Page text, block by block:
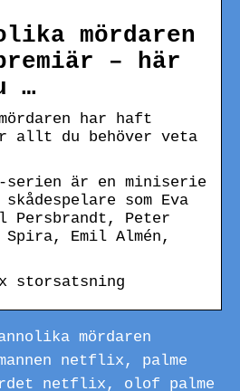
mördaren
– här
…
har haft
allt du behöver veta
serien är en miniserie
som Eva
Persbrandt, Peter
Spira, Emil Almén,
storsatsning
mördaren
netflix, palme
netflix, olof palme